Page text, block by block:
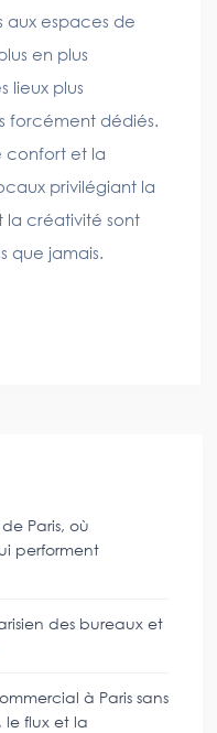
aux espaces de
en plus
lieux plus
forcément dédiés.
confort et la
privilégiant la
la créativité sont
que jamais.
Paris, où
performent
des bureaux et
à Paris sans
le flux et la